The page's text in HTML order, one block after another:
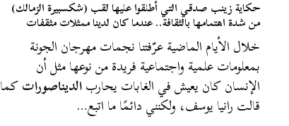
حكاية زينب صدقي التي أطلقوا عليها لقب (شكسبيرة الزمالك)
من شدة اهتمامها بالثقافة.. عندما كان لدينا ممثلات مثقفات
خلال الأيام الماضية عرّفتنا نجمات مهرجان الجونة
بمعلومات علمية واجتماعية فريدة من نوعها مثل أن
الإنسان كان يعيش في الغابات يحاربالديناصوراتكما
قالت رانيا يوسف، ولكنني دائمًا ما اتبع…